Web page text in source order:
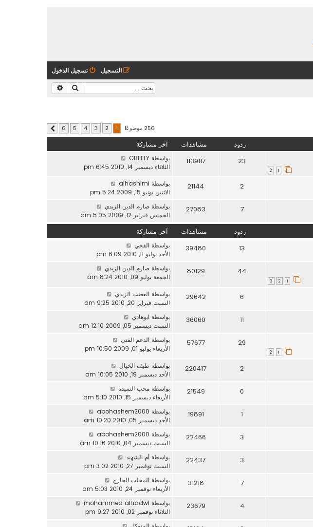
تسجيل الدخول التسجيل
بحث
256 موضوعًا 1
2
3
4
5
6 التالي
ردود مشاهدات آخر مشاركة
1
2
23
1139117 بواسطة GBEELY
الثلاثاء ديسمبر 14, 2010 6:45 pm
2
21144 بواسطة alhashimi
الاثنين يونيو 15, 2009 5:24 pm
7
27083 بواسطة صارم الدين الزيدي
الخميس فبراير 12, 2009 5:05 am
ردود مشاهدات آخر مشاركة
13
39480 بواسطة الفخي
الأحد يوليو 11, 2010 6:09 pm
1
2
3
44
80129 بواسطة صارم الدين الزيدي
الجمعة يوليو 09, 2010 8:24 am
6
29642 بواسطة الغضب الزيدي
السبت فبراير 20, 2010 9:25 am
11
36060 بواسطة ابوهادي
السبت ديسمبر 05, 2009 12:10 am
1
2
29
57677 بواسطة الدعم الفني
الأربعاء يوليو 01, 2009 10:50 pm
2
220417 بواسطة طيف الخيال
الأحد ديسمبر 19, 2010 10:05 am
0
21549 بواسطة محب السيدة
الأربعاء ديسمبر 15, 2010 5:10 am
1
19891 بواسطة abohashem2000
الأحد ديسمبر 05, 2010 10:20 am
3
22466 بواسطة abohashem2000
السبت ديسمبر 04, 2010 10:16 am
3
22437 بواسطة أم الشهيد
السبت نوفمبر 27, 2010 3:02 pm
7
31218 بواسطة المخلب الجارح
الأربعاء نوفمبر 24, 2010 5:03 am
4
23679 بواسطة mohammed alhadwi
الثلاثاء نوفمبر 02, 2010 9:27 pm